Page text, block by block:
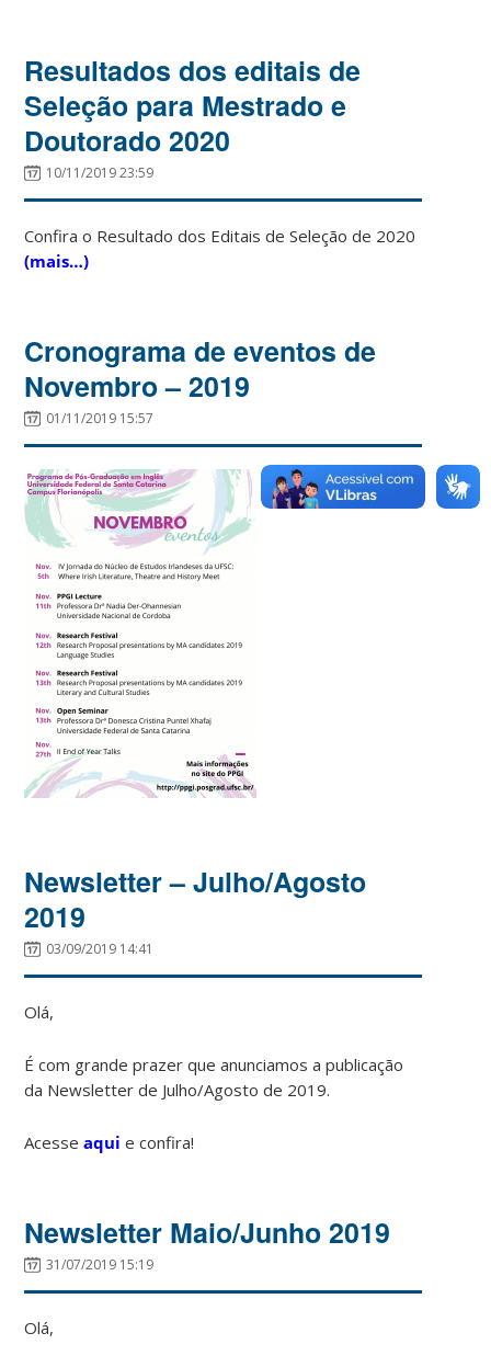
Resultados dos editais de
Seleção para Mestrado e
Doutorado 2020
10/11/2019 23:59
Confira o Resultado dos Editais de Seleção de 2020
(mais…)
Cronograma de eventos de
Novembro – 2019
01/11/2019 15:57
Newsletter – Julho/Agosto
2019
03/09/2019 14:41
Olá,
É com grande prazer que anunciamos a publicação
da Newsletter de Julho/Agosto de 2019.
Acesseaqui e confira!
Newsletter Maio/Junho 2019
31/07/2019 15:19
Olá,